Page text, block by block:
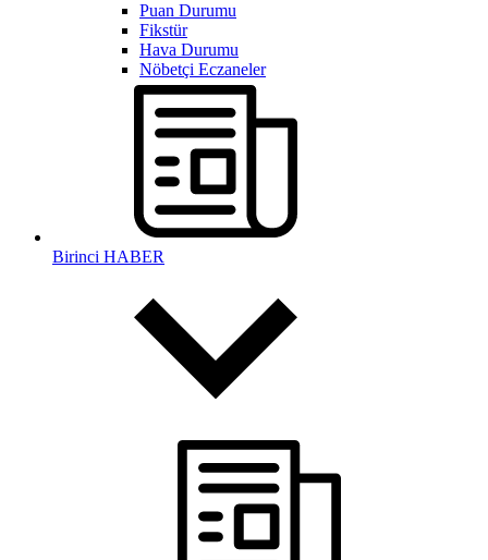
Puan Durumu
Fikstür
Hava Durumu
Nöbetçi Eczaneler
Birinci HABER